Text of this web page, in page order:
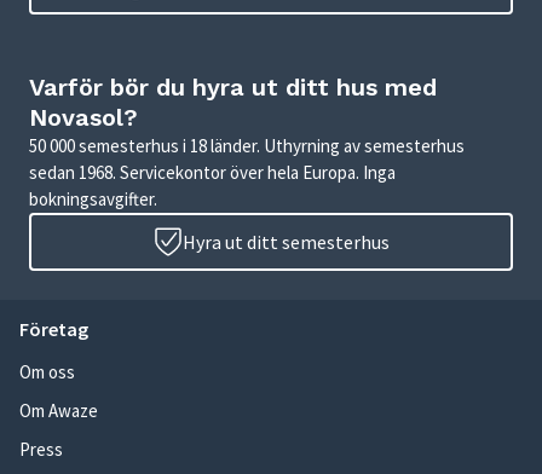
Varför bör du hyra ut ditt hus med
Novasol?
50 000 semesterhus i 18 länder. Uthyrning av semesterhus
sedan 1968. Servicekontor över hela Europa. Inga
bokningsavgifter.
Hyra ut ditt semesterhus
Företag
Om oss
Om Awaze
Press